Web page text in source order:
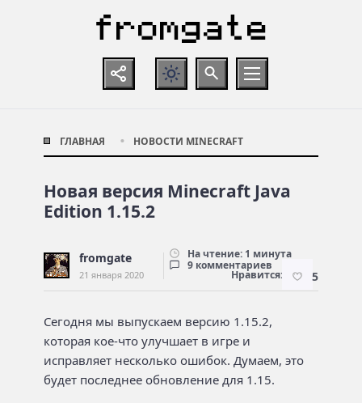
ГЛАВНАЯ НОВОСТИ MINECRAFT
Новая версия Minecraft Java
Edition 1.15.2
fromgate
21 января 2020
На чтение: 1 минута
9 комментариев
Нравится: 5
Сегодня мы выпускаем версию 1.15.2,
которая кое-что улучшает в игре и
исправляет несколько ошибок. Думаем, это
будет последнее обновление для 1.15.